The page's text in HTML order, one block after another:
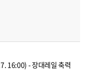
16:00) - 장대레일 축력